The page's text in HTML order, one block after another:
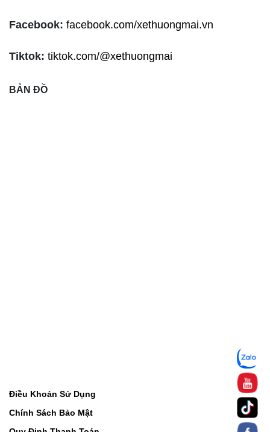
Facebook: facebook.com/xethuongmai.vn
Tiktok: tiktok.com/@xethuongmai
BẢN ĐỒ
Điều Khoản Sử Dụng
Chính Sách Bảo Mật